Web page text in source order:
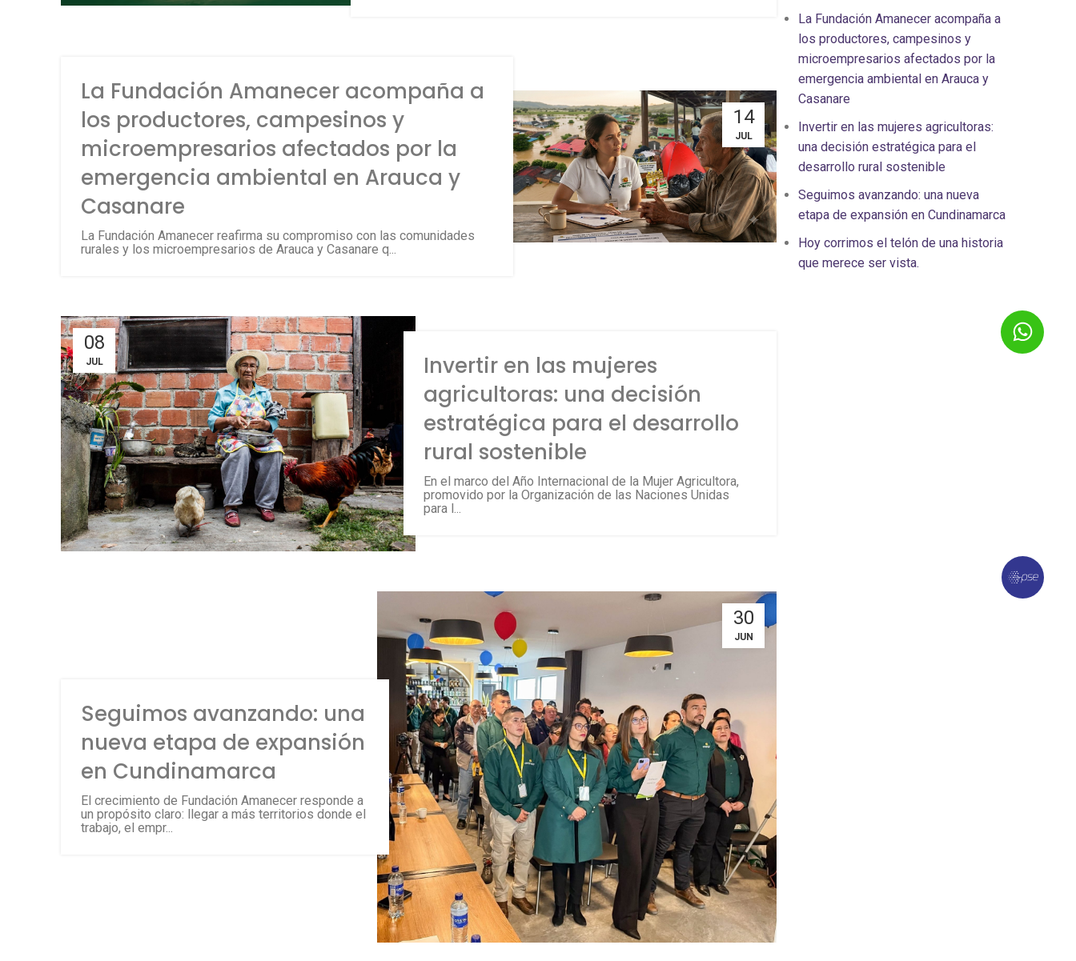
14
JUL
La Fundación Amanecer acompaña a
los productores, campesinos y
microempresarios afectados por la
emergencia ambiental en Arauca y
Casanare
La Fundación Amanecer reafirma su compromiso con las comunidades
rurales y los microempresarios de Arauca y Casanare q...
08
JUL
Invertir en las mujeres
agricultoras: una decisión
estratégica para el desarrollo
rural sostenible
En el marco del Año Internacional de la Mujer Agricultora,
promovido por la Organización de las Naciones Unidas
para l...
30
JUN
Seguimos avanzando: una
nueva etapa de expansión
en Cundinamarca
El crecimiento de Fundación Amanecer responde a
un propósito claro: llegar a más territorios donde el
trabajo, el empr...
La Fundación Amanecer acompaña a
los productores, campesinos y
microempresarios afectados por la
emergencia ambiental en Arauca y
Casanare
Invertir en las mujeres agricultoras:
una decisión estratégica para el
desarrollo rural sostenible
Seguimos avanzando: una nueva
etapa de expansión en Cundinamarca
Hoy corrimos el telón de una historia
que merece ser vista.